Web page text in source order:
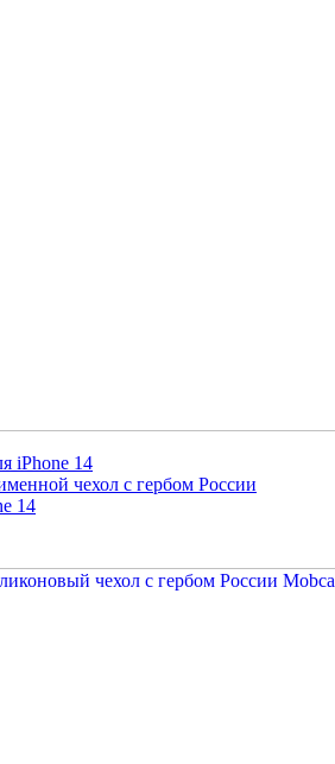
iPhone 14
чехол с гербом России
14